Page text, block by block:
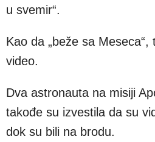
u svemir“.
Kao da „beže sa
video.
Dva astronauta na misiji
takođe su izvestila da su
dok su bili na brodu.